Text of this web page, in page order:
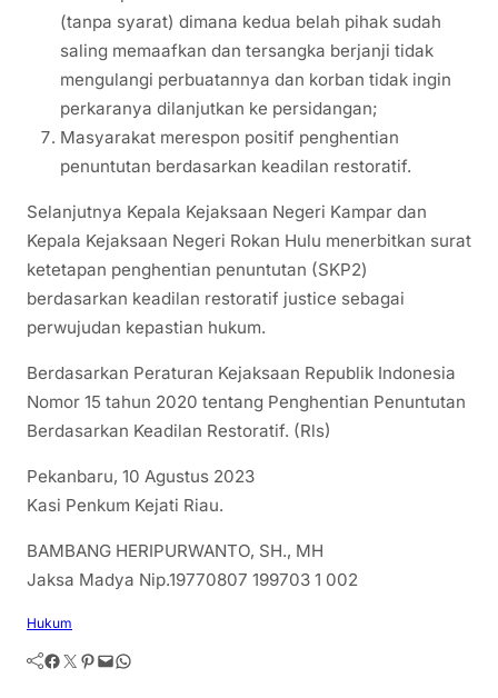
(tanpa syarat) dimana kedua belah pihak sudah
saling memaafkan dan tersangka berjanji tidak
mengulangi perbuatannya dan korban tidak ingin
perkaranya dilanjutkan ke persidangan;
Masyarakat merespon positif penghentian
penuntutan berdasarkan keadilan restoratif.
Selanjutnya Kepala Kejaksaan Negeri Kampar dan
Kepala Kejaksaan Negeri Rokan Hulu menerbitkan surat
ketetapan penghentian penuntutan (SKP2)
berdasarkan keadilan restoratif justice sebagai
perwujudan kepastian hukum.
Berdasarkan Peraturan Kejaksaan Republik Indonesia
Nomor 15 tahun 2020 tentang Penghentian Penuntutan
Berdasarkan Keadilan Restoratif. (Rls)
Pekanbaru, 10 Agustus 2023
Kasi Penkum Kejati Riau.
BAMBANG HERIPURWANTO, SH., MH
Jaksa Madya Nip.19770807 199703 1 002
Hukum
Facebook Twitter Pinterest Mail WhatsApp